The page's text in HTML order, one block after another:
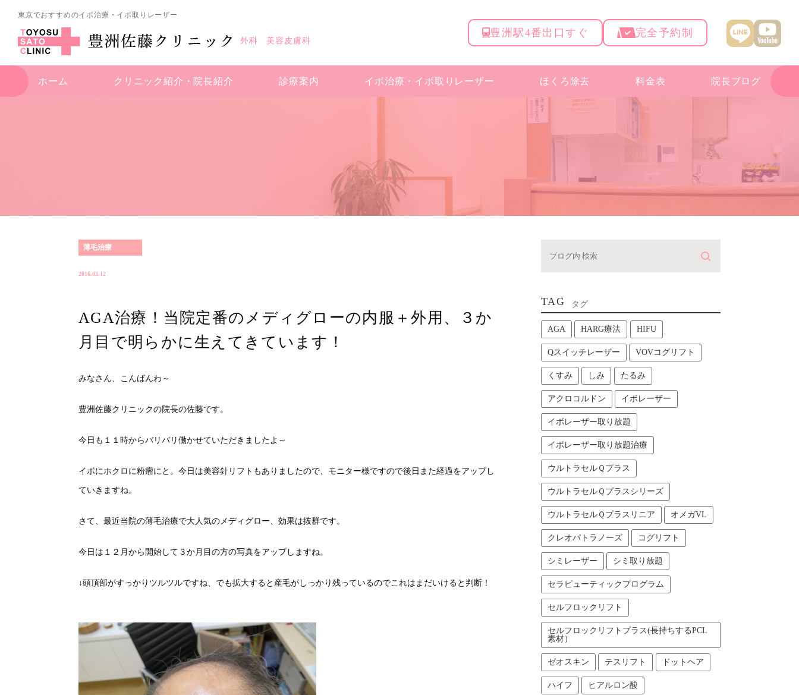
東京でおすすめのイボ治療・イボ取りレーザー
外科 美容皮膚科
豊洲駅4番出口すぐ 完全予約制
ホーム クリニック紹介・ 院長紹介 診療案内 イボ治療・ イボ取りレーザー ほくろ除去 料金表 院長ブログ
薄毛治療
2016.03.12
AGA治療！当院定番のメディグローの内服＋外用、３か
月目で明らかに生えてきています！
みなさん、こんばんわ～
豊洲佐藤クリニックの院長の佐藤です。
今日も１１時からバリバリ働かせていただきましたよ～
イボにホクロに粉瘤にと。今日は美容針リフトもありましたので、モニター様ですので後日また経過をアップし
ていきますね。
さて、最近当院の薄毛治療で大人気のメディグロー、効果は抜群です。
今日は１２月から開始して３か月目の方の写真をアップしますね。
↓頭頂部がすっかりツルツルですね、でも拡大すると産毛がしっかり残っているのでこれはまだいけると判断！
TAG タグ
AGA HARG療法 HIFU
Qスイッチレーザー VOVコグリフト
くすみ しみ たるみ
アクロコルドン イボレーザー
イボレーザー取り放題
イボレーザー取り放題治療
ウルトラセルＱプラス
ウルトラセルＱプラスシリーズ
ウルトラセルＱプラスリニア オメガVL
クレオパトラノーズ コグリフト
シミレーザー シミ取り放題
セラピューティックプログラム
セルフロックリフト
セルフロックリフトプラス(長持ちするPCL
素材）
ゼオスキン テスリフト ドットヘア
ハイフ ヒアルロン酸